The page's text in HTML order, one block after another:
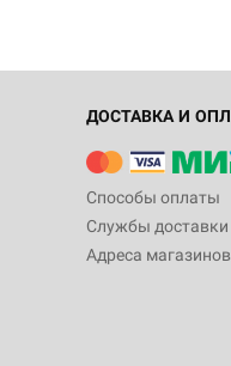
ДОСТАВКА И
Способы оплаты
Службы доставки
Адреса магазинов